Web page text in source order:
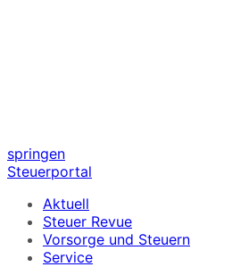
springen
Steuerportal
Aktuell
Steuer Revue
Vorsorge und Steuern
Service